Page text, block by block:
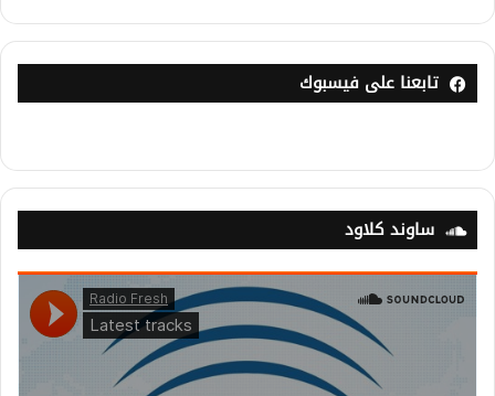
تابعنا على فيسبوك
ساوند كلاود